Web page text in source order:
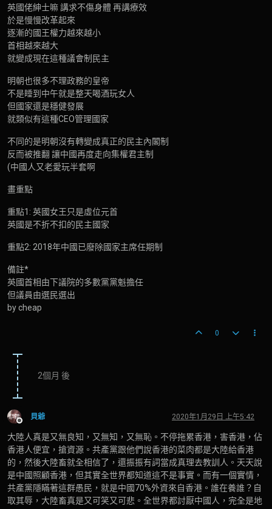
英國佬紳士嘛 講求不傷身體 再講療效
於是慢慢改革起來
逐漸的國王權力越來越小
首相越來越大
就變成現在這種議會制民主
明朝也很多不理政務的皇帝
不是睡到中午就是整天喝酒玩女人
但國家還是穩健發展
就類似有這種CEO管理國家
不同的是明朝沒有轉變成真正的民主內閣制
反而被推翻 讓中國再度走向集權君主制
(中國人又老愛玩半套啊
畫重點
重點1: 英國女王只是虛位元首
英國是不折不扣的民主國家
重點2: 2018年中國已廢除國家主席任期制
備註*
英國首相由下議院的多數黨黨魁擔任
但議員由選民選出
by cheap
0
2個月 後
離線
貝爺 2020年1月29日 上午5:42
大陸人真是又無良知，又無知，又無恥。不停拖累香港，害香港，佔
香港人便宜，搶資源。共產黨跟他們說香港的菜肉都是大陸給香港
的，然後大陸畜就全相信了，還振振有詞當成真理去教訓人。天天說
是中國照顧香港，但其實全世界都知道這不是事實。而有一個實情，
共產黨隱瞞著這群愚民，就是中國70%外資來自香港。誰在養誰？自
取其辱，大陸畜真是又可笑又可悲。全世界都討厭中國人，完全是地